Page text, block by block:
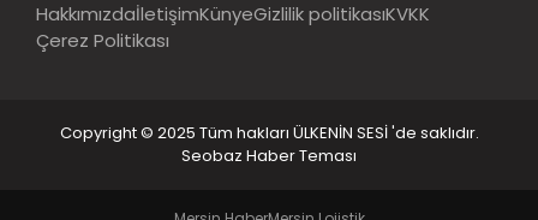
HakkımızdaİletişimKünyeGizlilik politikasıKVKK
Çerez Politikası
Copyright © 2025 Tüm hakları ÜLKENİN SESİ 'de saklıdır.
Seobaz Haber Teması